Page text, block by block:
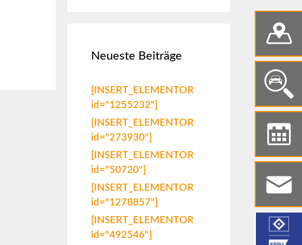
Neueste Beiträge
[INSERT_ELEMENTOR
id="1255232"]
[INSERT_ELEMENTOR
id="273930"]
[INSERT_ELEMENTOR
id="50720"]
[INSERT_ELEMENTOR
id="1278857"]
[INSERT_ELEMENTOR
id="492546"]